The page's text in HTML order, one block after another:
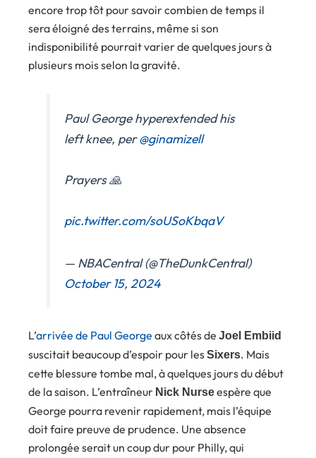
encore trop tôt pour savoir combien de temps il
sera éloigné des terrains, même si son
indisponibilité pourrait varier de quelques jours à
plusieurs mois selon la gravité.
Paul George hyperextended his
left knee, per@ginamizell
Prayers 🙏
pic.twitter.com/soUSoKbqaV
— NBACentral (@TheDunkCentral)
October 15, 2024
L’arrivée de Paul George aux côtés de Joel Embiid
suscitait beaucoup d’espoir pour lesSixers. Mais
cette blessure tombe mal, à quelques jours du début
de la saison. L’entraîneur Nick Nurseespère que
George pourra revenir rapidement, mais l’équipe
doit faire preuve de prudence. Une absence
prolongée serait un coup dur pour Philly, qui